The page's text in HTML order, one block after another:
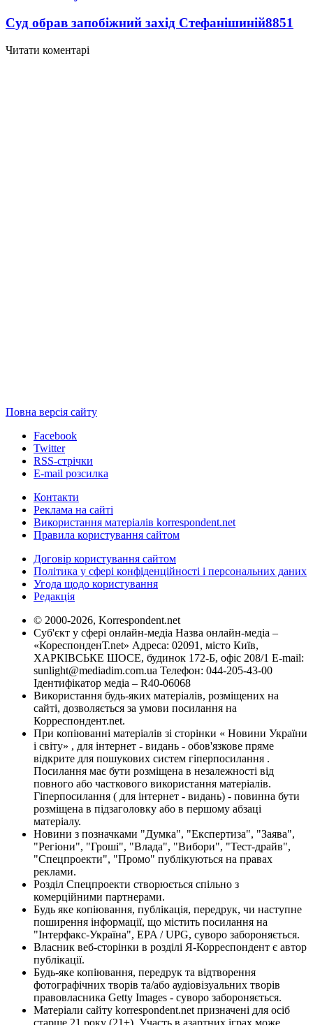
Суд обрав запобіжний захід Стефанішиній8851
Читати коментарі
Повна версія сайту
Facebook
Twitter
RSS-стрічки
E-mail розсилка
Контакти
Реклама на сайті
Використання матеріалів korrespondent.net
Правила користування сайтом
Договір користування сайтом
Політика у сфері конфіденційності і персональних даних
Угода щодо користування
Редакція
© 2000-2026, Korrespondent.net
Суб'єкт у сфері онлайн-медіа Назва онлайн-медіа –
«КореспонденТ.net» Адреса: 02091, місто Київ,
ХАРКІВСЬКЕ ШОСЕ, будинок 172-Б, офіс 208/1 E-mail:
sunlight@mediadim.com.ua Телефон: 044-205-43-00
Ідентифікатор медіа – R40-06068
Використання будь-яких матеріалів, розміщених на
сайті, дозволяється за умови посилання на
Корреспондент.net.
При копіюванні матеріалів зі сторінки « Новини України
і світу» , для інтернет - видань - обов'язкове пряме
відкрите для пошукових систем гіперпосилання .
Посилання має бути розміщена в незалежності від
повного або часткового використання матеріалів.
Гіперпосилання ( для інтернет - видань) - повинна бути
розміщена в підзаголовку або в першому абзаці
матеріалу.
Новини з позначками "Думка", "Експертиза", "Заява",
"Регіони", "Гроші", "Влада", "Вибори", "Тест-драйв",
"Спецпроекти", "Промо" публікуються на правах
реклами.
Розділ Спецпроекти створюється спільно з
комерційними партнерами.
Будь яке копіювання, публікація, передрук, чи наступне
поширення інформації, що містить посилання на
"Інтерфакс-Україна", EPA / UPG, суворо забороняється.
Власник веб-сторінки в розділі Я-Корреспондент є автор
публікації.
Будь-яке копіювання, передрук та відтворення
фотографічних творів та/або аудіовізуальних творів
правовласника Getty Images - суворо забороняється.
Матеріали сайту korrespondent.net призначені для осіб
старше 21 року (21+). Участь в азартних іграх може